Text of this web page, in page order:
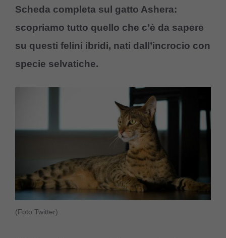
Scheda completa sul gatto Ashera:
scopriamo tutto quello che c’è da sapere
su questi felini ibridi, nati dall’incrocio con
specie selvatiche.
(Foto Twitter)